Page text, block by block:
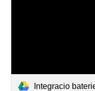
Integracio bateries